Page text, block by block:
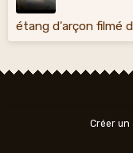
étang d'arçon filmé
Créer